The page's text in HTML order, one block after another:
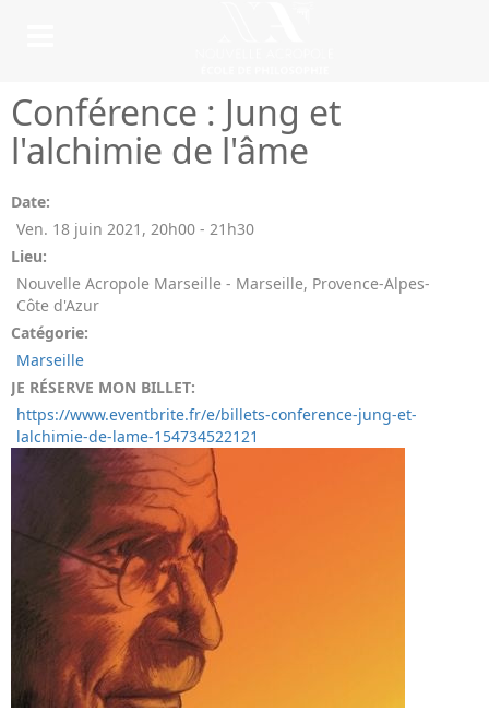
Conférence : Jung et
l'alchimie de l'âme
Date:
Ven. 18 juin 2021 , 20h00 - 21h30
Lieu:
Nouvelle Acropole Marseille - Marseille, Provence-Alpes-
Côte d'Azur
Catégorie:
Marseille
JE RÉSERVE MON BILLET:
https://www.eventbrite.fr/e/billets-conference-jung-et-
lalchimie-de-lame-154734522121